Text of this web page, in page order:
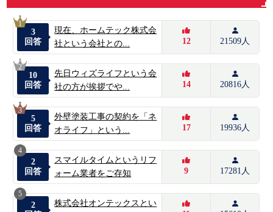
1
3
回答
現在、ホームテック株式会
社という会社との...
12 21509人
2
10
回答
先日ウィズライフという会
社の方が挨拶でや...
14 20816人
3
5
回答
外壁塗装工事の契約を「ネ
オライフ」という...
17 19936人
4
2
回答
スマイルタイムというリフ
ォーム業者をご存知
9 17281人
5
2
株式会社オンテックスとい